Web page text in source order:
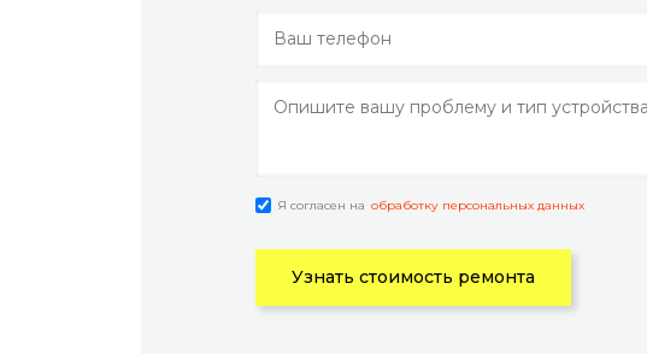
Я согласен на обработку персональных данных
Узнать стоимость ремонта